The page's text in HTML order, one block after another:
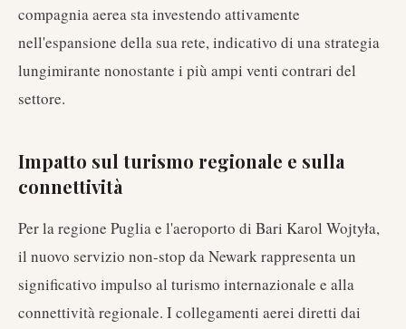
compagnia aerea sta investendo attivamente
nell'espansione della sua rete, indicativo di una strategia
lungimirante nonostante i più ampi venti contrari del
settore.
Impatto sul turismo regionale e sulla
connettività
Per la regione Puglia e l'aeroporto di Bari Karol Wojtyła,
il nuovo servizio non-stop da Newark rappresenta un
significativo impulso al turismo internazionale e alla
connettività regionale. I collegamenti aerei diretti dai